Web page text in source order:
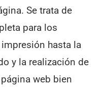
Se trata de
para los
hasta la
y la realización de
web bien